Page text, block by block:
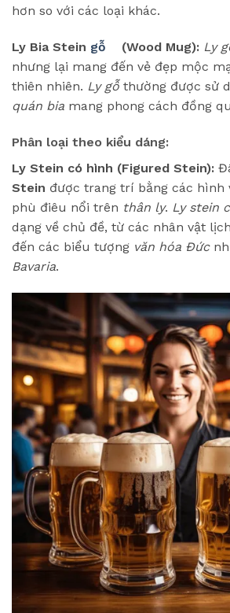
hơn so với các loại khác.
Ly Bia Stein gỗ (Wood Mug): Ly
nhưng lại mang đến vẻ đẹp mộc
thiên nhiên. Ly gỗ thường được sử
quán bia mang phong cách đồng
Phân loại theo kiểu dáng:
Ly Stein có hình (Figured Stein):
Stein được trang trí bằng các hình
phù điêu nổi trên thân ly. Ly stein
dạng về chủ đề, từ các nhân vật
đến các biểu tượng văn hóa Đức
Bavaria.